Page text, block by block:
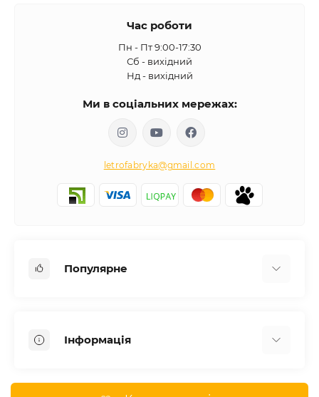
Час роботи
Пн - Пт 9:00-17:30
Сб - вихідний
Нд - вихідний
Ми в соціальних мережах:
letrofabryka@gmail.com
Популярне
Комоди для спальні
Меблі в дитячу
Інформація